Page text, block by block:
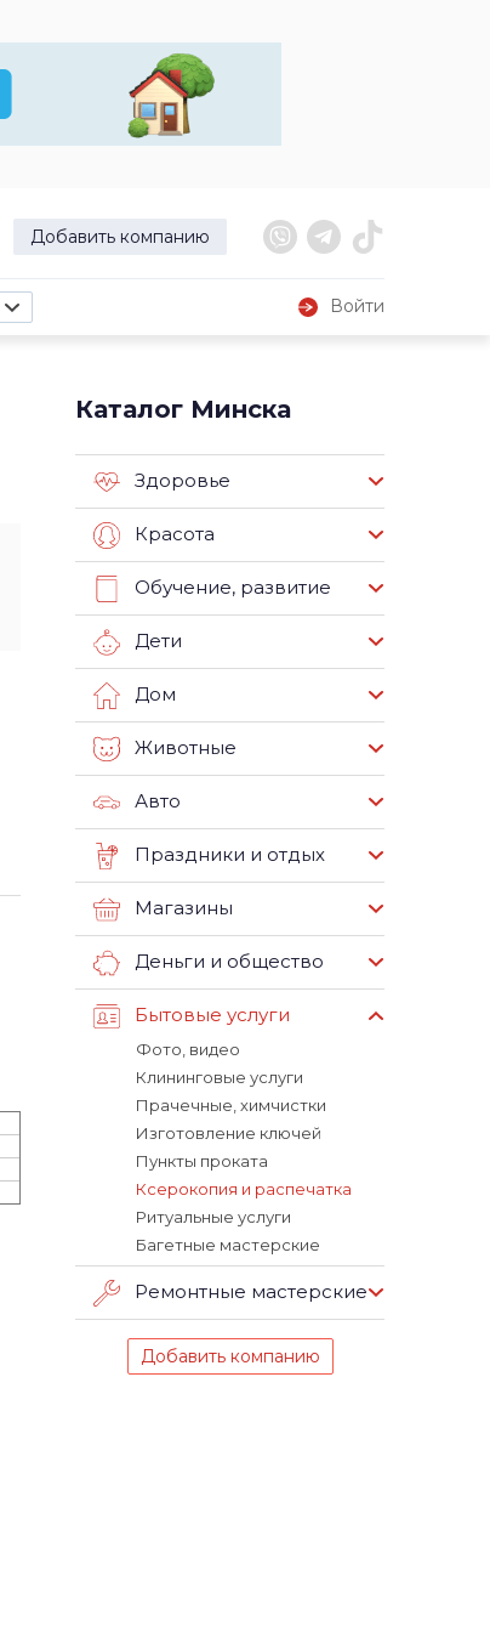
Добавить компанию
Войти
Каталог Минска
Здоровье
Красота
Обучение, развитие
Дети
Дом
Животные
Авто
Праздники и отдых
Магазины
Деньги и общество
Бытовые услуги
Фото, видео
Клининговые услуги
Прачечные, химчистки
Изготовление ключей
Пункты проката
Ксерокопия и распечатка
Ритуальные услуги
Багетные мастерские
Ремонтные мастерские
Добавить компанию